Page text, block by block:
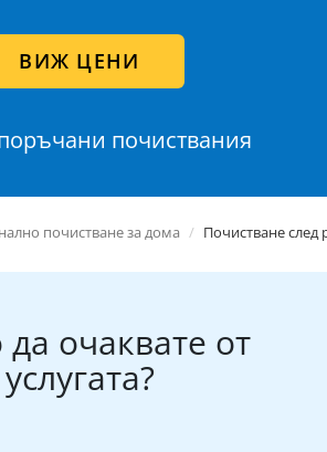
ВИЖ ЦЕНИ
почиствания
почистване за дома Почистване след
да очаквате от
услугата?